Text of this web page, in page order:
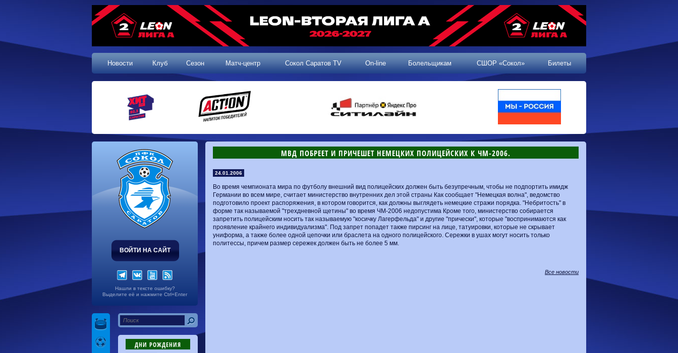
Новости Клуб Сезон Матч-центр Сокол Саратов TV On-line Болельщикам СШОР «Сокол» Билеты
ВОЙТИ НА САЙТ
Нашли в тексте ошибку?
Выделите её и нажмите Ctrl+Enter
ДНИ РОЖДЕНИЯ
МВД ПОБРЕЕТ И ПРИЧЕШЕТ НЕМЕЦКИХ ПОЛИЦЕЙСКИХ К ЧМ-2006.
24.01.2006
Во время чемпионата мира по футболу внешний вид полицейских должен быть безупречным, чтобы не подпортить имидж
Германии во всем мире, считает министерство внутренних дел этой страны Как сообщает "Немецкая волна", ведомство
подготовило проект распоряжения, в котором говорится, как должны выглядеть немецкие стражи порядка. "Небритость" в
форме так называемой "трехдневной щетины" во время ЧМ-2006 недопустима Кроме того, министерство собирается
запретить полицейским носить так называемую "косичку Лагерфельда" и другие "прически", которые "воспринимаются как
проявление крайнего индивидуализма". Под запрет попадет также пирсинг на лице, татуировки, которые не скрывает
униформа, а также более одной цепочки или браслета на одного полицейского. Сережки в ушах могут носить только
политессы, причем размер сережек должен быть не более 5 мм.
Все новости